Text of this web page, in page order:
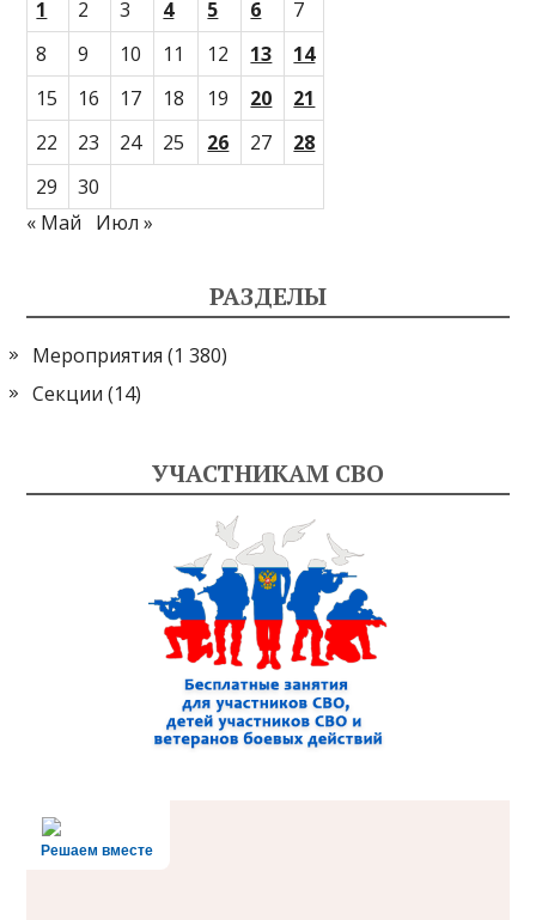
1 2 3 4 5 6
7
8
9 10 11 12 13
14
15
16 17 18 19 20
21
22
23 24 25 26 27
28
29
30
« Май
Июл »
РАЗДЕЛЫ
Мероприятия (1 380)
Секции (14)
УЧАСТНИКАМ СВО
Решаем вместе